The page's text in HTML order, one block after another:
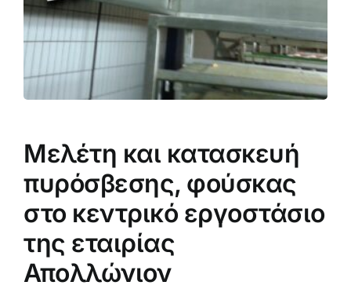
Μελέτη και κατασκευή
πυρόσβεσης, φούσκας
στο κεντρικό εργοστάσιο
της εταιρίας
Απολλώνιον